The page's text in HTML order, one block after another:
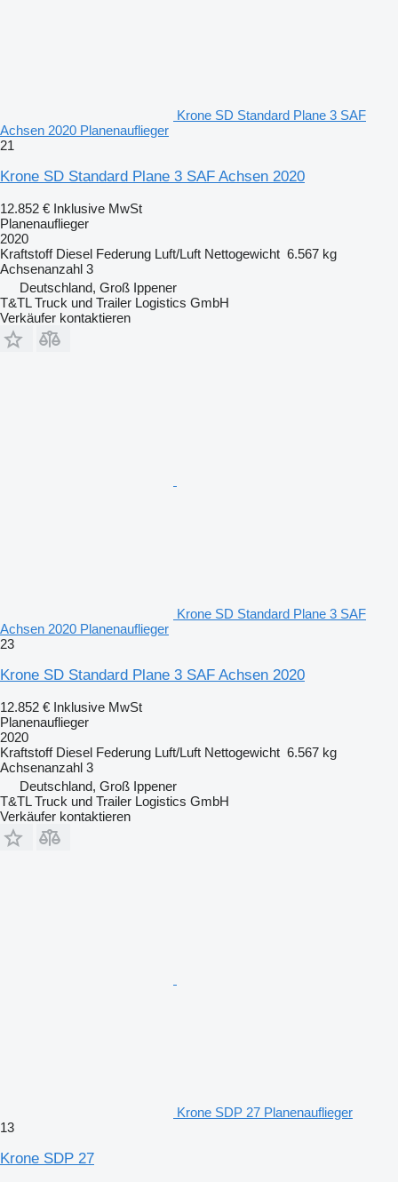
Krone SD Standard Plane 3 SAF
Achsen 2020 Planenauflieger
21
Krone SD Standard Plane 3 SAF Achsen 2020
12.852 € Inklusive MwSt
Planenauflieger
2020
Kraftstoff Diesel Federung Luft/Luft Nettogewicht 6.567 kg
Achsenanzahl 3
Deutschland, Groß Ippener
T&TL Truck und Trailer Logistics GmbH
Verkäufer kontaktieren
Krone SD Standard Plane 3 SAF
Achsen 2020 Planenauflieger
23
Krone SD Standard Plane 3 SAF Achsen 2020
12.852 € Inklusive MwSt
Planenauflieger
2020
Kraftstoff Diesel Federung Luft/Luft Nettogewicht 6.567 kg
Achsenanzahl 3
Deutschland, Groß Ippener
T&TL Truck und Trailer Logistics GmbH
Verkäufer kontaktieren
Krone SDP 27 Planenauflieger
13
Krone SDP 27